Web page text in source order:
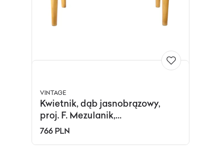
VINTAGE
Kwietnik, dąb jasnobrązowy,
proj. F. Mezulanik,
Czechosłowacja, lata 60.
766 PLN